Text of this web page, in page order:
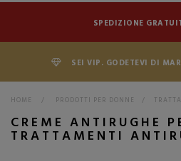
SPEDIZIONE
SEI VIP. GODETEVI DI
HOME > PRODOTTI PER DONNE >
CREME ANTIRUGHE
TRATTAMENTI